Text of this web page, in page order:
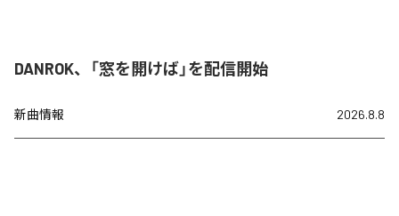
DANROK、「窓を開けば」を配信開始
新曲情報 2026.8.8